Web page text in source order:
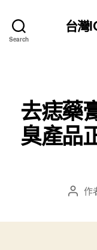
Search
台灣
去痣藥
臭產品
文 作